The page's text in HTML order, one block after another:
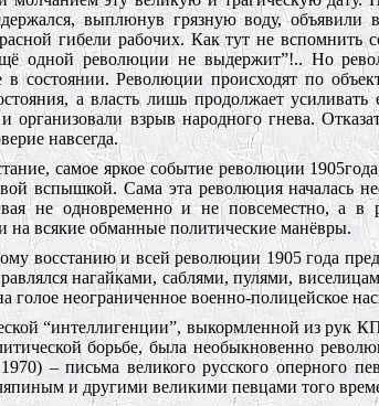
выплюнув грязную воду, объявили
гибели рабочих. Как тут не вспомнить
одной революции не выдержит”!.. Но
в состоянии. Революции происходят по
а власть лишь продолжает
организовали взрыв народного гнева.
навсегда.
самое яркое событие революции
вспышкой. Сама эта революция началась
не одновременно и не повсеместно, а
на всякие обманные политические манёвры.
восстанию и всей революции 1905 года
нагайками, саблями, пулями,
голое неограниченное военно-полицейское
“интеллигенции”, выкормленной из рук
борьбе, была необыкновенно
– письма великого русского оперного
и другими великими певцами того